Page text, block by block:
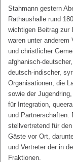
Stahmann gestern
Rathaushalle rund
wichtigen Beitrag zur
waren unter anderem
und christlicher
afghanisch-
deutsch-indischer,
Organisationen, die
sowie der
für Integration,
und Partnerschaften.
stellvertretend für
Gäste vor Ort,
und Vertreter der in
Fraktionen.